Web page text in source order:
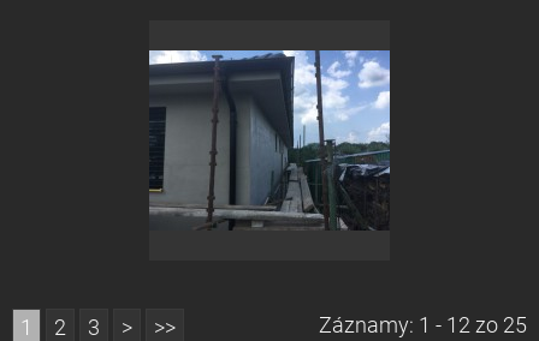
Záznamy: 1 - 12 zo 25
1 2 3 > >>